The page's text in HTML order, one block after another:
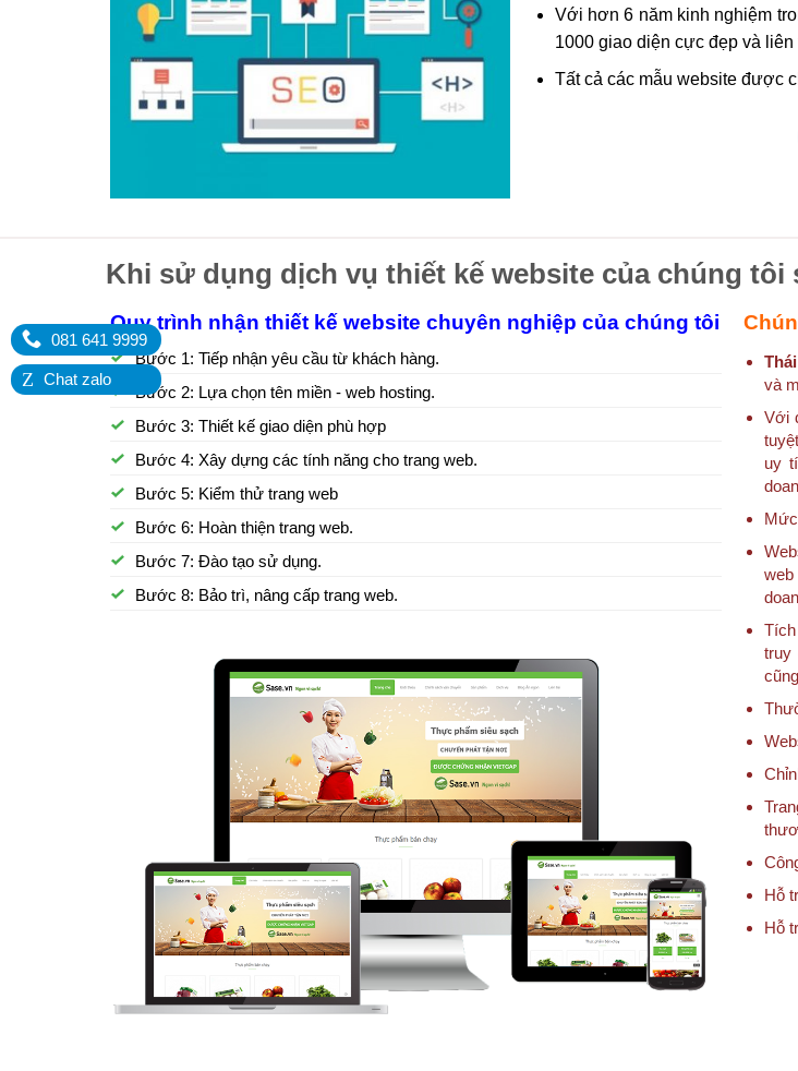
081 641 9999
Z Chat zalo
Với hơn 6 năm kinh nghiệm
1000 giao diện cực đẹp và liên
Tất cả các mẫu website được
Khi sử dụng dịch vụ thiết kế website của chúng
Quy trình nhận thiết kế website chuyên nghiệp của chúng tôi
Bước 1: Tiếp nhận yêu cầu từ khách hàng.
Bước 2: Lựa chọn tên miền - web hosting.
Bước 3: Thiết kế giao diện phù hợp
Bước 4: Xây dựng các tính năng cho trang web.
Bước 5: Kiểm thử trang web
Bước 6: Hoàn thiện trang web.
Bước 7: Đào tạo sử dụng.
Bước 8: Bảo trì, nâng cấp trang web.
và
Với
uy
truy
Hỗ
Hỗ